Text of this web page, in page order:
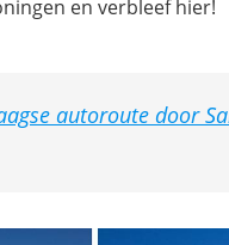
en verbleef hier!
autoroute door